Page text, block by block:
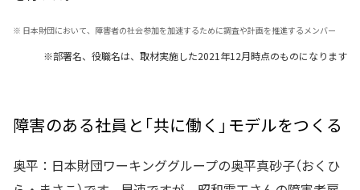
※ 日本財団において、障害者の社会参加を加速するために調査や計画を推進するメンバー
※部署名、役職名は、取材実施した2021年12月時点のものになります
障害のある社員と「共に働く」モデルをつくる
奥平：日本財団ワーキンググループの奥平真砂子（おくひ